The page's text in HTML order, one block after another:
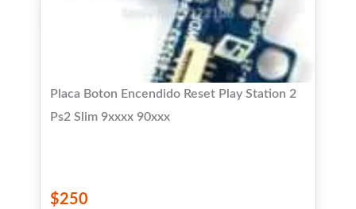
Placa Boton Encendido Reset Play Station 2
Ps2 Slim 9xxxx 90xxx
$250